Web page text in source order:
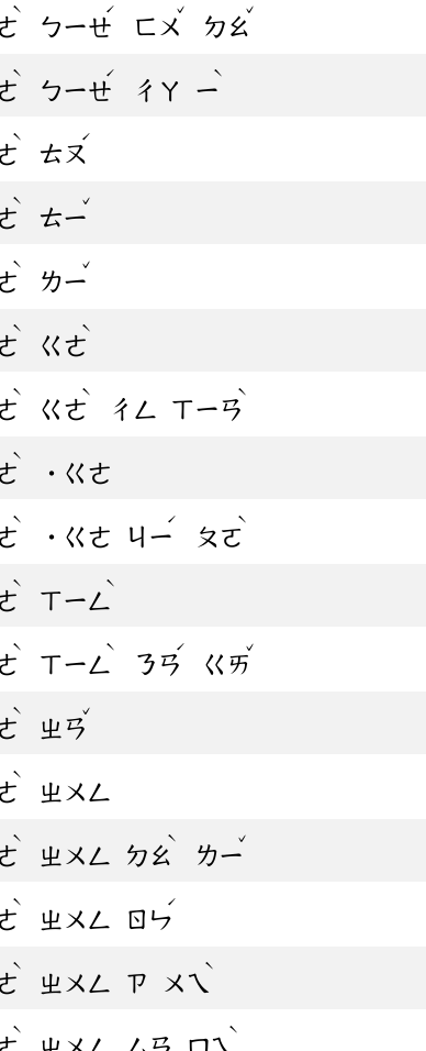
ˋ
ㄅㄧㄝ
ˊ
ㄈㄨ
ˇ
ㄉㄠ
ˇ
ˋ
ㄅㄧㄝ
ˊ
ㄔㄚ ㄧ
ˋ
ˋ
ㄊㄡ
ˊ
ˋ
ㄊㄧ
ˇ
ˋ
ㄌㄧ
ˇ
ˋ
ㄍㄜ
ˋ
ˋ
ㄍㄜ
ˋ
ㄔㄥ ㄒㄧㄢ
ˋ
ˋ
˙ㄍㄜ
ˋ
˙ㄍㄜ ㄐㄧ
ˊ
ㄆㄛ
ˋ
ˋ
ㄒㄧㄥ
ˋ
ˋ
ㄒㄧㄥ
ˋ
ㄋㄢ
ˊ
ㄍㄞ
ˇ
ˋ
ㄓㄢ
ˇ
ˋ
ㄓㄨㄥ
ˋ
ㄓㄨㄥ ㄉㄠ
ˋ
ㄌㄧ
ˇ
ˋ
ㄓㄨㄥ ㄖㄣ
ˊ
ˋ
ㄓㄨㄥ ㄗ ㄨㄟ
ˋ
ˋ ˋ